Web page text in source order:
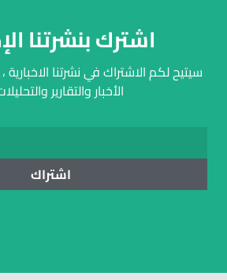
اشترك بنشرتنا
سيتيح لكم الاشتراك في نشرتنا
الأخبار والتقارير
اشتراك